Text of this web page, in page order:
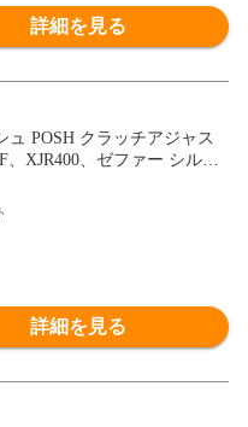
詳細を見る
ュ POSH クラッチアジャス
、XJR400、ゼファー シルバ
詳細を見る